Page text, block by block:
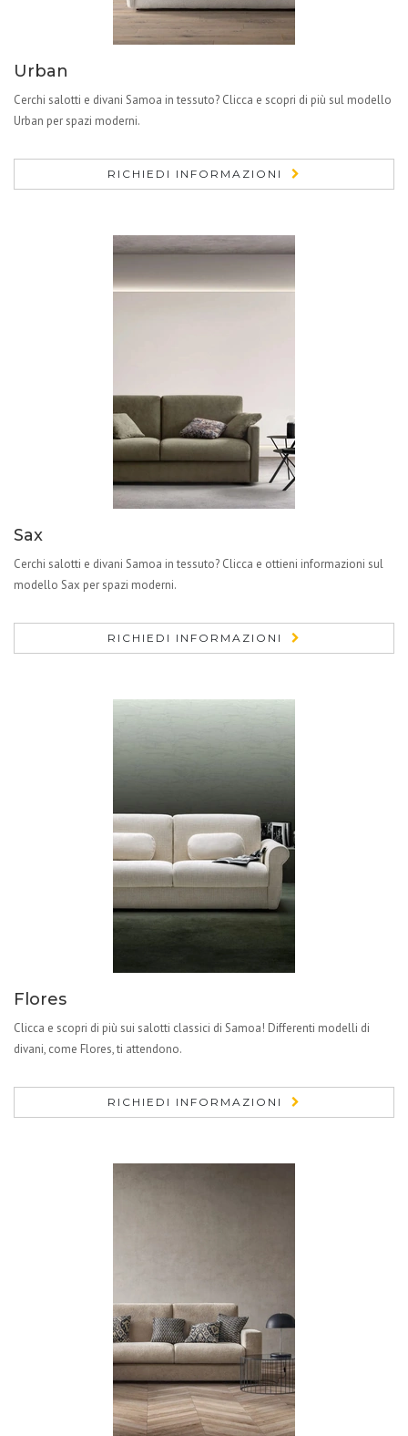
Urban
Cerchi salotti e divani Samoa in tessuto? Clicca e scopri di più sul modello
Urban per spazi moderni.
RICHIEDI INFORMAZIONI
Sax
Cerchi salotti e divani Samoa in tessuto? Clicca e ottieni informazioni sul
modello Sax per spazi moderni.
RICHIEDI INFORMAZIONI
Flores
Clicca e scopri di più sui salotti classici di Samoa! Differenti modelli di
divani, come Flores, ti attendono.
RICHIEDI INFORMAZIONI